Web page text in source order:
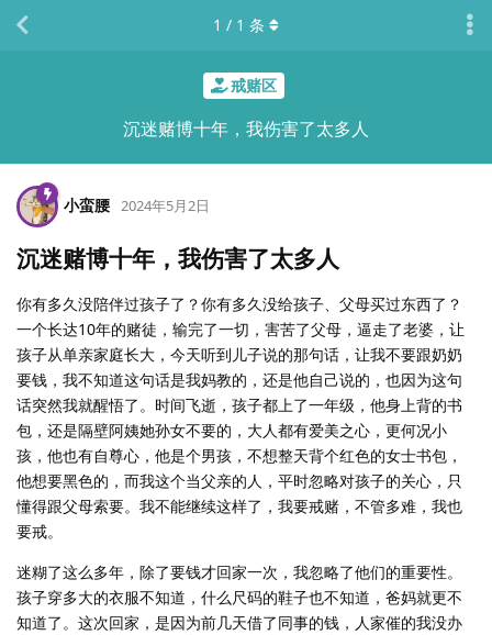
戒赌区
沉迷赌博十年，我伤害了太多人
1 / 1 条
小蛮腰 2024年5月2日
沉迷赌博十年，我伤害了太多人
你有多久没陪伴过孩子了？你有多久没给孩子、父母买过东西了？
一个长达10年的赌徒，输完了一切，害苦了父母，逼走了老婆，让
孩子从单亲家庭长大，今天听到儿子说的那句话，让我不要跟奶奶
要钱，我不知道这句话是我妈教的，还是他自己说的，也因为这句
话突然我就醒悟了。时间飞逝，孩子都上了一年级，他身上背的书
包，还是隔壁阿姨她孙女不要的，大人都有爱美之心，更何况小
孩，他也有自尊心，他是个男孩，不想整天背个红色的女士书包，
他想要黑色的，而我这个当父亲的人，平时忽略对孩子的关心，只
懂得跟父母索要。我不能继续这样了，我要戒赌，不管多难，我也
要戒。
迷糊了这么多年，除了要钱才回家一次，我忽略了他们的重要性。
孩子穿多大的衣服不知道，什么尺码的鞋子也不知道，爸妈就更不
知道了。这次回家，是因为前几天借了同事的钱，人家催的我没办